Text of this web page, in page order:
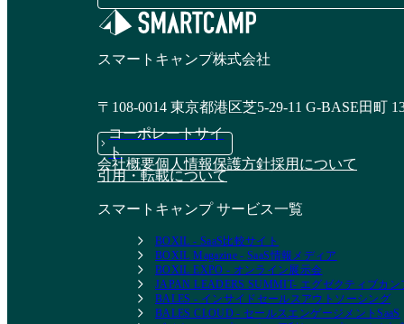
ラウド人事管理
スマートキャンプ株式会社
〒108-0014 東京都港区芝5-29-11 G-BASE田町
コーポレートサイ
ト
会社概要個人情報保護方針採用について
引用・転載について
スマートキャンプ サービス一覧
BOXIL - SaaS比較サイト
BOXIL Magazine - SaaS情報メディア
BOXIL EXPO - オンライン展示会
JAPAN LEADERS SUMMIT- エグゼクティブカン
BALES - インサイドセールスアウトソーシング
BALES CLOUD - セールスエンゲージメントSaaS